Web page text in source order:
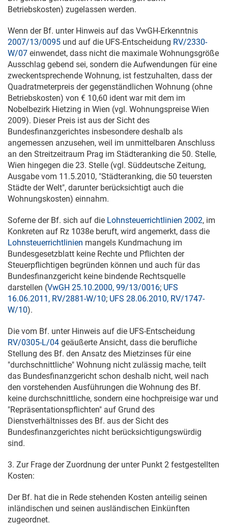
Betriebskosten) zugelassen werden.
Wenn der Bf. unter Hinweis auf das VwGH-Erkenntnis
2007/13/0095 und auf die UFS-Entscheidung RV/2330-
W/07 einwendet, dass nicht die maximale Wohnungsgröße
Ausschlag gebend sei, sondern die Aufwendungen für eine
zweckentsprechende Wohnung, ist festzuhalten, dass der
Quadratmeterpreis der gegenständlichen Wohnung (ohne
Betriebskosten) von € 10,60 ident war mit dem im
Nobelbezirk Hietzing in Wien (vgl. Wohnungspreise Wien
2009). Dieser Preis ist aus der Sicht des
Bundesfinanzgerichtes insbesondere deshalb als
angemessen anzusehen, weil im unmittelbaren Anschluss
an den Streitzeitraum Prag im Städteranking die 50. Stelle,
Wien hingegen die 23. Stelle (vgl. Süddeutsche Zeitung,
Ausgabe vom 11.5.2010, "Städteranking, die 50 teuersten
Städte der Welt", darunter berücksichtigt auch die
Wohnungskosten) einnahm.
Soferne der Bf. sich auf die Lohnsteuerrichtlinien 2002, im
Konkreten auf Rz 1038e beruft, wird angemerkt, dass die
Lohnsteuerrichtlinien mangels Kundmachung im
Bundesgesetzblatt keine Rechte und Pflichten der
Steuerpflichtigen begründen können und auch für das
Bundesfinanzgericht keine bindende Rechtsquelle
darstellen (VwGH 25.10.2000, 99/13/0016; UFS
16.06.2011, RV/2881-W/10; UFS 28.06.2010, RV/1747-
W/10).
Die vom Bf. unter Hinweis auf die UFS-Entscheidung
RV/0305-L/04 geäußerte Ansicht, dass die berufliche
Stellung des Bf. den Ansatz des Mietzinses für eine
"durchschnittliche" Wohnung nicht zulässig mache, teilt
das Bundesfinanzgericht schon deshalb nicht, weil nach
den vorstehenden Ausführungen die Wohnung des Bf.
keine durchschnittliche, sondern eine hochpreisige war und
"Repräsentationspflichten" auf Grund des
Dienstverhältnisses des Bf. aus der Sicht des
Bundesfinanzgerichtes nicht berücksichtigungswürdig
sind.
3. Zur Frage der Zuordnung der unter Punkt 2 festgestellten
Kosten:
Der Bf. hat die in Rede stehenden Kosten anteilig seinen
inländischen und seinen ausländischen Einkünften
zugeordnet.